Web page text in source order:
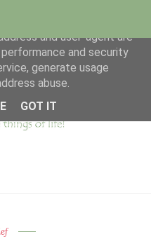
to deliver its services
and user-agent are
and security
generate usage
abuse.
GOT IT